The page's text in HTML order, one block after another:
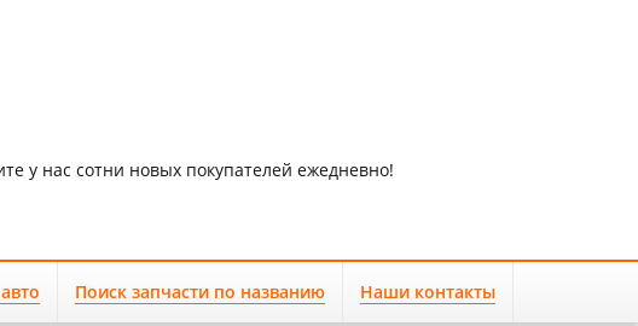
у нас сотни новых покупателей ежедневно!
Поиск запчасти по названию Наши контакты